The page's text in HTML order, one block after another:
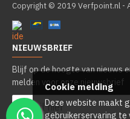
Copyright © 2019 Verfpoint.nl -
NIEUWSBRIEF
Blijf op de hoogte van nieuws
melden voor onze nieuwsbrief
Cookie melding
Deze website maakt
gebruikerservaring te